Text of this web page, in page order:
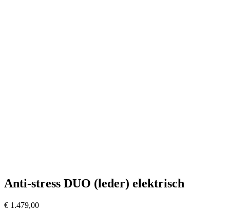
Anti-stress DUO (leder) elektrisch
€ 1.479,00